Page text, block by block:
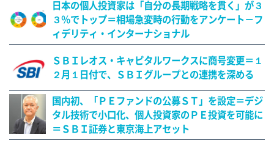
日本の個人投資家は「自分の長期戦略を貫く」が３
３％でトップ＝相場急変時の行動をアンケート－フ
ィデリティ・インターナショナル
ＳＢＩレオス・キャピタルワークスに商号変更＝１
２月１日付で、ＳＢＩグループとの連携を深める
国内初、「ＰＥファンドの公募ＳＴ」を設定＝デジ
タル技術で小口化、個人投資家のＰＥ投資を可能に
＝ＳＢＩ証券と東京海上アセット